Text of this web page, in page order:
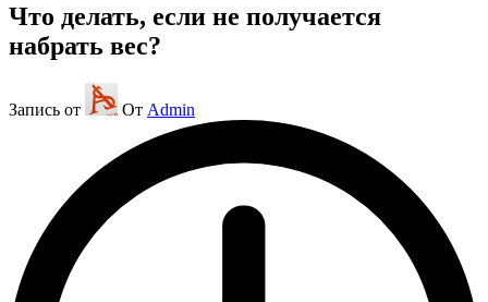
Что делать, если не получается
набрать вес?
Запись от От Admin